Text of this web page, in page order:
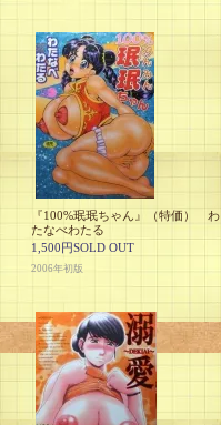
『100%珉珉ちゃん』（特価） わ
たなべわたる
1,500円SOLD OUT
2006年初版